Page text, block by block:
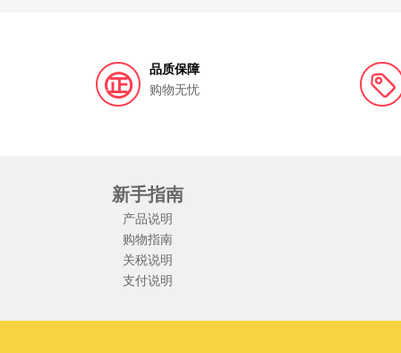
品质保障
购物无忧
新手指南
产品说明
购物指南
关税说明
支付说明